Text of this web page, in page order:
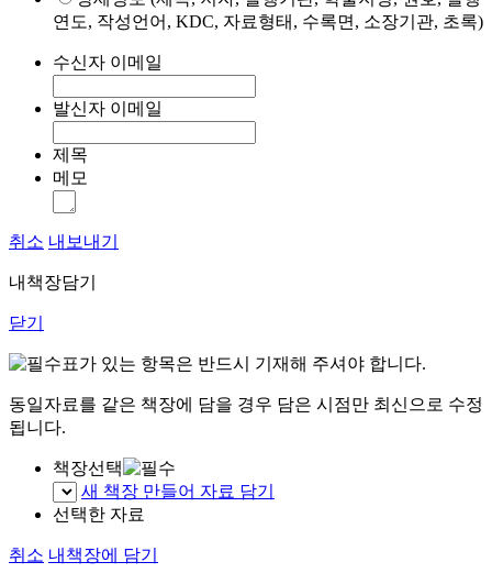
연도, 작성언어, KDC, 자료형태, 수록면, 소장기관, 초록)
수신자 이메일
발신자 이메일
제목
메모
취소 내보내기
내책장담기
닫기
표가 있는 항목은 반드시 기재해 주셔야 합니다.
동일자료를 같은 책장에 담을 경우 담은 시점만 최신으로 수정
됩니다.
책장선택
새 책장 만들어 자료 담기
선택한 자료
취소 내책장에 담기